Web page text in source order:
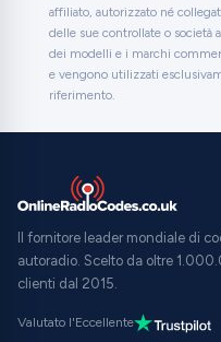
affiliato, autorizzato né
delle sue controllate o
dei modelli e i marchi
e vengono utilizzati
riferimento.
Il fornitore leader mondiale di
autoradio. Scelto da oltre
clienti dal 2015.
Valutato l'Eccellente